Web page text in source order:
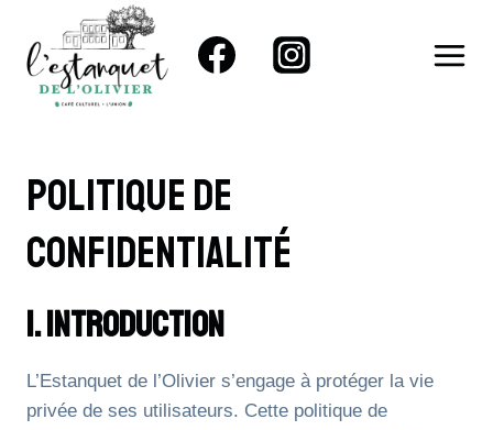
contenu
Politique De
Confidentialité
1. Introduction
L’Estanquet de l’Olivier s’engage à protéger la vie
privée de ses utilisateurs. Cette politique de